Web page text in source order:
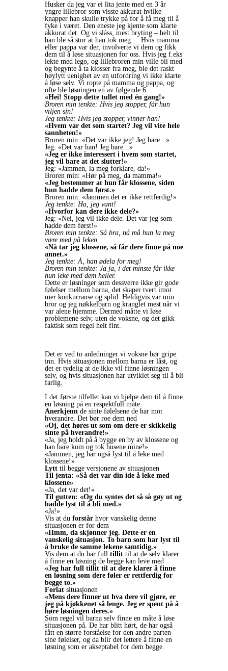
Husker da jeg var ei lita jente med en 3 år
yngre lillebror som visste akkurat hvilke
knapper han skulle trykke på for å få meg til å
fyke i været. Den eneste jeg kjente som klarte
akkurat det. Og vi slåss, mest bryting – helt til
han ble så stor at han tok meg... Hvis mamma
eller pappa var der, involverte vi dem og fikk
dem til å løse situasjonen for oss. Hvis jeg f.eks
lekte med lego, og lillebroren min ville bli med
og begynte å ta klosser fra meg, ble det raskt
høylytt uenighet av en utfordring vi ikke klarte
å løse selv. Vi ropte på mamma og pappa, og
ofte ble løsningen en av følgende 6:
«Hei! Stopp dette tullet med én gang!»
Broren min tenkte: Hvis jeg stopper, får hun
viljen sin!
Jeg tenkte: Hvis jeg stopper, vinner han!
«Hvem var det som startet? Jeg vil vite hele
sannheten!»
Broren min: «Det var ikke jeg! Jeg bare...»
Jeg: «Det var han! Jeg bare...»
«Jeg er ikke interessert i hvem som startet,
jeg vil bare at det slutter!»
Jeg: «Jammen, la meg forklare, da!»
Broren min: «Hør på meg, da mamma!»
«Jeg bestemmer at hun får klossene, siden
hun hadde dem først.»
Broren min: «Jammen det er ikke rettferdig!»
Jeg tenkte: Ha, jeg vant!
«Hvorfor kan dere ikke dele?»
Jeg: «Nei, jeg vil ikke dele. Det var jeg som
hadde dem først!»
Broren min tenkte: Så bra, nå må hun la meg
være med på leken
«Nå tar jeg klossene, så får dere finne på noe
annet.»
Jeg tenkte: Å, han ødela for meg!
Broren min tenkte: Ja ja, i det minste får ikke
hun leke med dem heller.
Dette er løsninger som dessverre ikke gir gode
følelser mellom barna, det skaper tvert imot
mer konkurranse og splid. Heldigvis var min
bror og jeg nøkkelbarn og kranglet mest når vi
var alene hjemme. Dermed måtte vi løse
problemene selv, uten de voksne, og det gikk
faktisk som regel helt fint.
Det er ved to anledninger vi voksne bør gripe
inn. Hvis situasjonen mellom barna er låst, og
det er tydelig at de ikke vil finne løsningen
selv, og hvis situasjonen har utviklet seg til å bli
farlig.
I det første tilfellet kan vi hjelpe dem til å finne
en løsning på en respektfull måte:
Anerkjenn de sinte følelsene de har mot
hverandre. Det bør roe dem ned
«Oj, det høres ut som om dere er skikkelig
sinte på hverandre!»
«Ja, jeg holdt på å bygge en by av klossene og
han bare kom og tok husene mine!»
«Jammen, jeg har også lyst til å leke med
klossene!»
Lytt til begge versjonene av situasjonen
Til jenta: «Så det var din ide å leke med
klossene»
«Ja, det var det!»
Til gutten: «Og du syntes det så så gøy ut og
hadde lyst til å bli med.»
«Ja!»
Vis at du forstår hvor vanskelig denne
situasjonen er for dem
«Hmm, da skjønner jeg. Dette er en
vanskelig situasjon. To barn som har lyst til
å bruke de samme lekene samtidig.»
Vis dem at du har full tillit til at de selv klarer
å finne en løsning de begge kan leve med
«Jeg har full tillit til at dere klarer å finne
en løsning som dere føler er rettferdig for
begge to.»
Forlat situasjonen
«Mens dere finner ut hva dere vil gjøre, er
jeg på kjøkkenet så lenge. Jeg er spent på å
høre løsningen deres.»
Som regel vil barna selv finne en måte å løse
situasjonen på. De har blitt hørt, de har også
fått en større forståelse for den andre parten
sine følelser, og da blir det lettere å finne en
løsning som er akseptabel for dem begge.